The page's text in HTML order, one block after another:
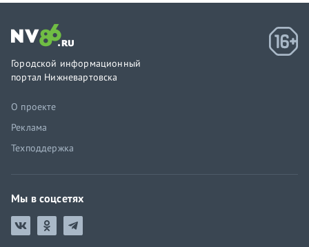
Городской информационный
портал Нижневартовска
О проекте
Реклама
Техподдержка
Мы в соцсетях